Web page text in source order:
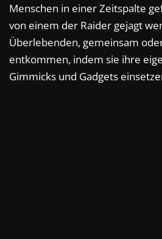
Menschen in einer Zeitspalte
von einem der Raider gejagt
Überlebenden, gemeinsam
entkommen, indem sie ihre
Gimmicks und Gadgets